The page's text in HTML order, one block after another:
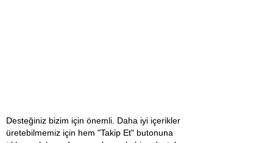
Desteğiniz bizim için önemli. Daha iyi içerikler
üretebilmemiz için hem "Takip Et" butonuna